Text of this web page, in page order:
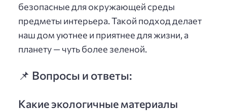
безопасные для окружающей среды
предметы интерьера. Такой подход делает
наш дом уютнее и приятнее для жизни, а
планету — чуть более зеленой.
📌 Вопросы и ответы:
Какие экологичные материалы